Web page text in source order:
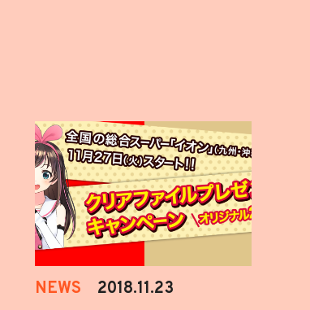
NEWS 2018.11.23